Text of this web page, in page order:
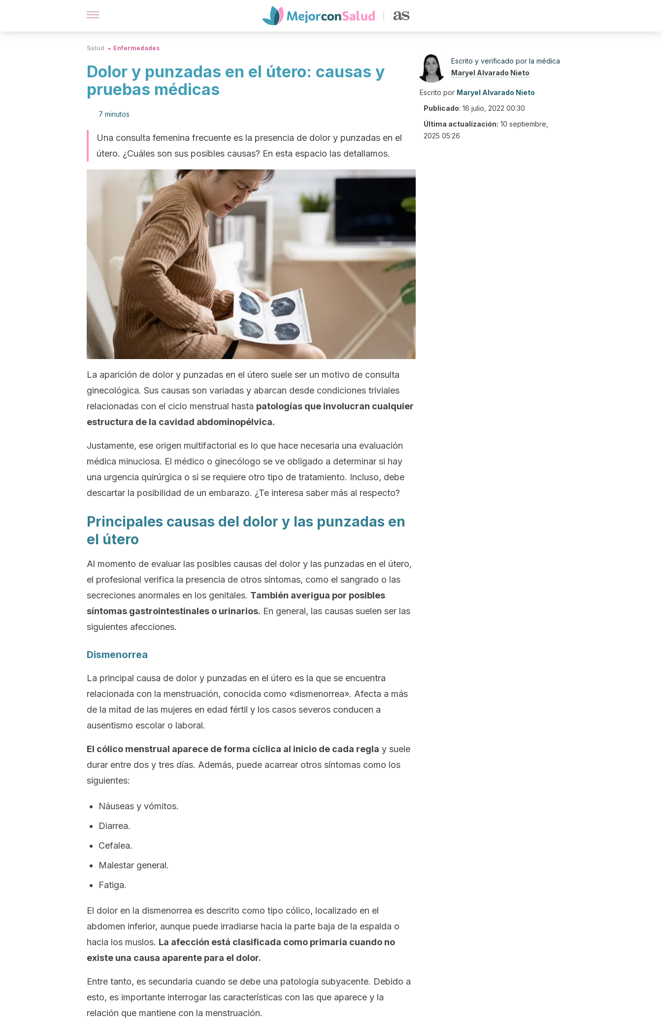
Salud Enfermedades
Dolor y punzadas en el útero: causas y
pruebas médicas
7 minutos
Una consulta femenina frecuente es la presencia de dolor y punzadas en el
útero. ¿Cuáles son sus posibles causas? En esta espacio las detallamos.
La aparición de dolor y punzadas en el útero suele ser un motivo de consulta
ginecológica. Sus causas son variadas y abarcan desde condiciones triviales
relacionadas con el ciclo menstrual hasta patologías que involucran cualquier
estructura de la cavidad abdominopélvica.
Justamente, ese origen multifactorial es lo que hace necesaria una evaluación
médica minuciosa. El médico o ginecólogo se ve obligado a determinar si hay
una urgencia quirúrgica o si se requiere otro tipo de tratamiento. Incluso, debe
descartar la posibilidad de un embarazo. ¿Te interesa saber más al respecto?
Principales causas del dolor y las punzadas en
el útero
Al momento de evaluar las posibles causas del dolor y las punzadas en el útero,
el profesional verifica la presencia de otros síntomas, como el sangrado o las
secreciones anormales en los genitales. También averigua por posibles
síntomas gastrointestinales o urinarios. En general, las causas suelen ser las
siguientes afecciones.
Dismenorrea
La principal causa de dolor y punzadas en el útero es la que se encuentra
relacionada con la menstruación, conocida como «dismenorrea». Afecta a más
de la mitad de las mujeres en edad fértil y los casos severos conducen a
ausentismo escolar o laboral.
El cólico menstrual aparece de forma cíclica al inicio de cada regla y suele
durar entre dos y tres días. Además, puede acarrear otros síntomas como los
siguientes:
Náuseas y vómitos.
Diarrea.
Cefalea.
Malestar general.
Fatiga.
El dolor en la dismenorrea es descrito como tipo cólico, localizado en el
abdomen inferior, aunque puede irradiarse hacia la parte baja de la espalda o
hacia los muslos. La afección está clasificada como primaria cuando no
existe una causa aparente para el dolor.
Entre tanto, es secundaria cuando se debe una patología subyacente. Debido a
esto, es importante interrogar las características con las que aparece y la
relación que mantiene con la menstruación.
Escrito y verificado por la médica
Maryel Alvarado Nieto
Escrito por Maryel Alvarado Nieto
Publicado: 16 julio, 2022 00:30
Última actualización: 10 septiembre,
2025 05:26